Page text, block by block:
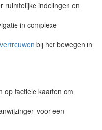
ruimtelijke indelingen en
in complexe
bij het bewegen in
op tactiele kaarten om
voor een